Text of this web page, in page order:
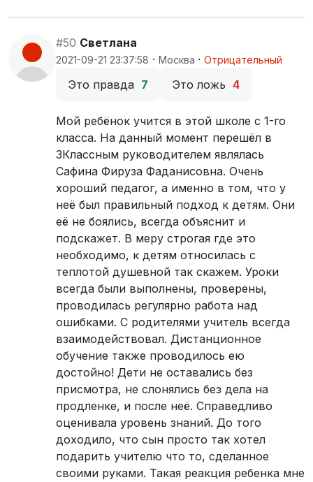
#50 Светлана
2021-09-21 23:37:58 · Москва · Отрицательный
Это правда 7 Это ложь 4
Мой ребёнок учится в этой школе с 1-го
класса. На данный момент перешёл в
3Классным руководителем являлась
Сафина Фируза Фаданисовна. Очень
хороший педагог, а именно в том, что у
неё был правильный подход к детям. Они
её не боялись, всегда объяснит и
подскажет. В меру строгая где это
необходимо, к детям относилась с
теплотой душевной так скажем. Уроки
всегда были выполнены, проверены,
проводилась регулярно работа над
ошибками. С родителями учитель всегда
взаимодействовал. Дистанционное
обучение также проводилось ею
достойно! Дети не оставались без
присмотра, не слонялись без дела на
продленке, и после неё. Справедливо
оценивала уровень знаний. До того
доходило, что сын просто так хотел
подарить учителю что то, сделанное
своими руками. Такая реакция ребенка мне